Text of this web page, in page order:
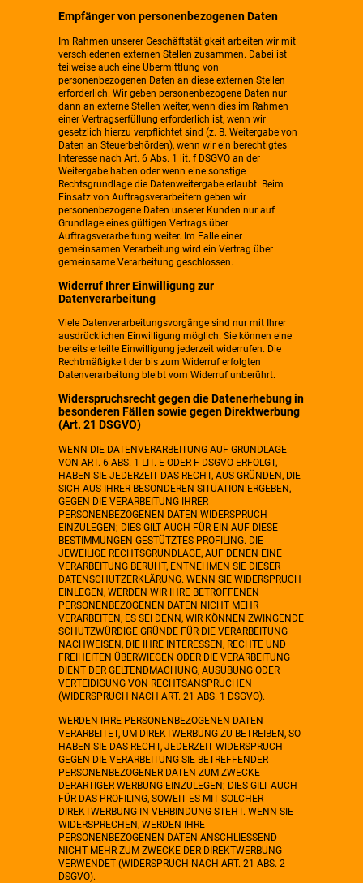
Empfänger von personenbezogenen Daten
Im Rahmen unserer Geschäftstätigkeit arbeiten wir mit
verschiedenen externen Stellen zusammen. Dabei ist
teilweise auch eine Übermittlung von
personenbezogenen Daten an diese externen Stellen
erforderlich. Wir geben personenbezogene Daten nur
dann an externe Stellen weiter, wenn dies im Rahmen
einer Vertragserfüllung erforderlich ist, wenn wir
gesetzlich hierzu verpflichtet sind (z. B. Weitergabe von
Daten an Steuerbehörden), wenn wir ein berechtigtes
Interesse nach Art. 6 Abs. 1 lit. f DSGVO an der
Weitergabe haben oder wenn eine sonstige
Rechtsgrundlage die Datenweitergabe erlaubt. Beim
Einsatz von Auftragsverarbeitern geben wir
personenbezogene Daten unserer Kunden nur auf
Grundlage eines gültigen Vertrags über
Auftragsverarbeitung weiter. Im Falle einer
gemeinsamen Verarbeitung wird ein Vertrag über
gemeinsame Verarbeitung geschlossen.
Widerruf Ihrer Einwilligung zur
Datenverarbeitung
Viele Datenverarbeitungsvorgänge sind nur mit Ihrer
ausdrücklichen Einwilligung möglich. Sie können eine
bereits erteilte Einwilligung jederzeit widerrufen. Die
Rechtmäßigkeit der bis zum Widerruf erfolgten
Datenverarbeitung bleibt vom Widerruf unberührt.
Widerspruchsrecht gegen die Datenerhebung in
besonderen Fällen sowie gegen Direktwerbung
(Art. 21 DSGVO)
WENN DIE DATENVERARBEITUNG AUF GRUNDLAGE
VON ART. 6 ABS. 1 LIT. E ODER F DSGVO ERFOLGT,
HABEN SIE JEDERZEIT DAS RECHT, AUS GRÜNDEN, DIE
SICH AUS IHRER BESONDEREN SITUATION ERGEBEN,
GEGEN DIE VERARBEITUNG IHRER
PERSONENBEZOGENEN DATEN WIDERSPRUCH
EINZULEGEN; DIES GILT AUCH FÜR EIN AUF DIESE
BESTIMMUNGEN GESTÜTZTES PROFILING. DIE
JEWEILIGE RECHTSGRUNDLAGE, AUF DENEN EINE
VERARBEITUNG BERUHT, ENTNEHMEN SIE DIESER
DATENSCHUTZERKLÄRUNG. WENN SIE WIDERSPRUCH
EINLEGEN, WERDEN WIR IHRE BETROFFENEN
PERSONENBEZOGENEN DATEN NICHT MEHR
VERARBEITEN, ES SEI DENN, WIR KÖNNEN ZWINGENDE
SCHUTZWÜRDIGE GRÜNDE FÜR DIE VERARBEITUNG
NACHWEISEN, DIE IHRE INTERESSEN, RECHTE UND
FREIHEITEN ÜBERWIEGEN ODER DIE VERARBEITUNG
DIENT DER GELTENDMACHUNG, AUSÜBUNG ODER
VERTEIDIGUNG VON RECHTSANSPRÜCHEN
(WIDERSPRUCH NACH ART. 21 ABS. 1 DSGVO).
WERDEN IHRE PERSONENBEZOGENEN DATEN
VERARBEITET, UM DIREKTWERBUNG ZU BETREIBEN, SO
HABEN SIE DAS RECHT, JEDERZEIT WIDERSPRUCH
GEGEN DIE VERARBEITUNG SIE BETREFFENDER
PERSONENBEZOGENER DATEN ZUM ZWECKE
DERARTIGER WERBUNG EINZULEGEN; DIES GILT AUCH
FÜR DAS PROFILING, SOWEIT ES MIT SOLCHER
DIREKTWERBUNG IN VERBINDUNG STEHT. WENN SIE
WIDERSPRECHEN, WERDEN IHRE
PERSONENBEZOGENEN DATEN ANSCHLIESSEND
NICHT MEHR ZUM ZWECKE DER DIREKTWERBUNG
VERWENDET (WIDERSPRUCH NACH ART. 21 ABS. 2
DSGVO).